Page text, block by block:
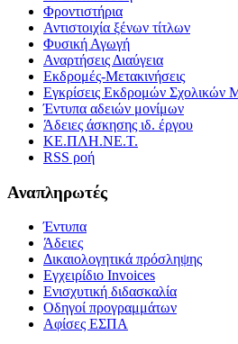
Φροντιστήρια
Αντιστοιχία ξένων τίτλων
Φυσική Αγωγή
Αναρτήσεις Διαύγεια
Εκδρομές-Μετακινήσεις
Εγκρίσεις Εκδρομών Σχολικών
Έντυπα αδειών μονίμων
Άδειες άσκησης ιδ. έργου
ΚΕ.ΠΛΗ.ΝΕ.Τ.
RSS ροή
Αναπληρωτές
Έντυπα
Άδειες
Δικαιολογητικά πρόσληψης
Εγχειρίδιο Invoices
Ενισχυτική διδασκαλία
Οδηγοί προγραμμάτων
Αφίσες ΕΣΠΑ